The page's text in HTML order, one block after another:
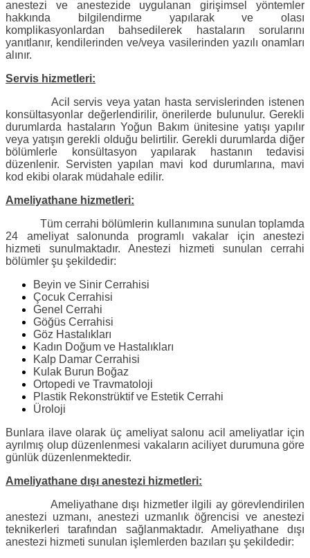
anestezi ve anestezide uygulanan girişimsel yöntemler
hakkında bilgilendirme yapılarak ve olası
komplikasyonlardan bahsedilerek hastaların sorularını
yanıtlanır, kendilerinden ve/veya vasilerinden yazılı onamları
alınır.
Servis hizmetleri:
Acil servis veya yatan hasta servislerinden istenen
konsültasyonlar değerlendirilir, önerilerde bulunulur. Gerekli
durumlarda hastaların Yoğun Bakım ünitesine yatışı yapılır
veya yatışın gerekli olduğu belirtilir. Gerekli durumlarda diğer
bölümlerle konsültasyon yapılarak hastanın tedavisi
düzenlenir. Servisten yapılan mavi kod durumlarına, mavi
kod ekibi olarak müdahale edilir.
Ameliyathane hizmetleri:
Tüm cerrahi bölümlerin kullanımına sunulan toplamda
24 ameliyat salonunda programlı vakalar için anestezi
hizmeti sunulmaktadır. Anestezi hizmeti sunulan cerrahi
bölümler şu şekildedir:
Beyin ve Sinir Cerrahisi
Çocuk Cerrahisi
Genel Cerrahi
Göğüs Cerrahisi
Göz Hastalıkları
Kadın Doğum ve Hastalıkları
Kalp Damar Cerrahisi
Kulak Burun Boğaz
Ortopedi ve Travmatoloji
Plastik Rekonstrüktif ve Estetik Cerrahi
Üroloji
Bunlara ilave olarak üç ameliyat salonu acil ameliyatlar için
ayrılmış olup düzenlenmesi vakaların aciliyet durumuna göre
günlük düzenlenmektedir.
Ameliyathane dışı anestezi hizmetleri:
Ameliyathane dışı hizmetler ilgili ay görevlendirilen
anestezi uzmanı, anestezi uzmanlık öğrencisi ve anestezi
teknikerleri tarafından sağlanmaktadır. Ameliyathane dışı
anestezi hizmeti sunulan işlemlerden bazıları şu şekildedir: